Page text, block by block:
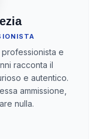
e
racconta il
e autentico.
ammissione,
nulla.